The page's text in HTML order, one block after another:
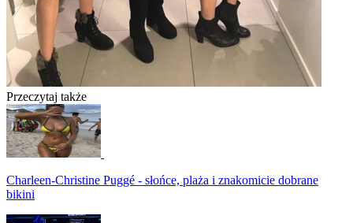
Przeczytaj także
Charleen-Christine Puggé - słońce, plaża i znakomicie dobrane
bikini